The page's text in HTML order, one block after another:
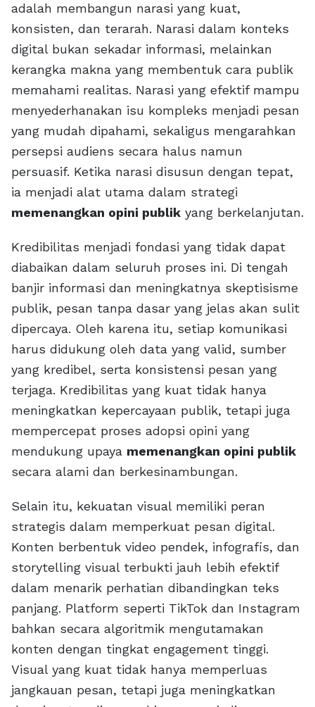
adalah membangun narasi yang kuat,
konsisten, dan terarah. Narasi dalam konteks
digital bukan sekadar informasi, melainkan
kerangka makna yang membentuk cara publik
memahami realitas. Narasi yang efektif mampu
menyederhanakan isu kompleks menjadi pesan
yang mudah dipahami, sekaligus mengarahkan
persepsi audiens secara halus namun
persuasif. Ketika narasi disusun dengan tepat,
ia menjadi alat utama dalam strategi
memenangkan opini publik yang berkelanjutan.
Kredibilitas menjadi fondasi yang tidak dapat
diabaikan dalam seluruh proses ini. Di tengah
banjir informasi dan meningkatnya skeptisisme
publik, pesan tanpa dasar yang jelas akan sulit
dipercaya. Oleh karena itu, setiap komunikasi
harus didukung oleh data yang valid, sumber
yang kredibel, serta konsistensi pesan yang
terjaga. Kredibilitas yang kuat tidak hanya
meningkatkan kepercayaan publik, tetapi juga
mempercepat proses adopsi opini yang
mendukung upaya memenangkan opini publik
secara alami dan berkesinambungan.
Selain itu, kekuatan visual memiliki peran
strategis dalam memperkuat pesan digital.
Konten berbentuk video pendek, infografis, dan
storytelling visual terbukti jauh lebih efektif
dalam menarik perhatian dibandingkan teks
panjang. Platform seperti TikTok dan Instagram
bahkan secara algoritmik mengutamakan
konten dengan tingkat engagement tinggi.
Visual yang kuat tidak hanya memperluas
jangkauan pesan, tetapi juga meningkatkan